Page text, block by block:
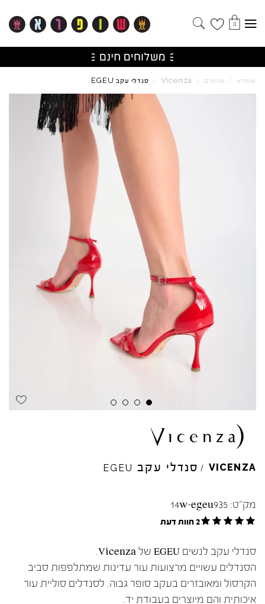
0
שופרא / מותגים /
Vicenza
/ סנדלי עקב EGEU
VICENZA
/ סנדלי עקב EGEU
מק"ט: 14w-egeu935
2 חוות דעת
סנדלי עקב לנשים EGEU של Vicenza.
הסנדלים עשויים מרצועות עור עדינות שמתלפפות סביב
הקרסול ומאובזרים בעקב סופר גבוה. לסנדלים סוליית עור
איכותית והם מיוצרים בעבודת יד.